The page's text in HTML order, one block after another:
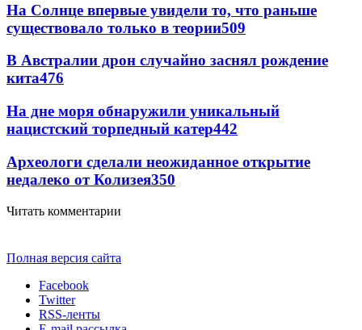
На Солнце впервые увидели то, что раньше
существовало только в теории509
В Австралии дрон случайно заснял рождение
кита476
На дне моря обнаружили уникальный
нацистский торпедный катер442
Археологи сделали неожиданное открытие
недалеко от Колизея350
Читать комментарии
Полная версия сайта
Facebook
Twitter
RSS-ленты